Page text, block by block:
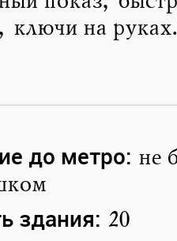
ключи на руках.
до метро: не
здания: 20